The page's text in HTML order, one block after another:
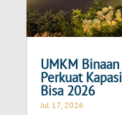
UMKM
Perkuat
Bisa 2026
Jul 17, 2026